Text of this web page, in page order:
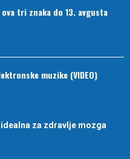
tri znaka do 13. avgusta
muzike (VIDEO)
za zdravlje mozga